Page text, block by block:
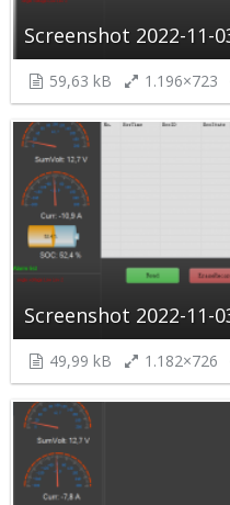
Screenshot 2022-11-
59,63 kB 1.196×723
Screenshot 2022-11-
49,99 kB 1.182×726